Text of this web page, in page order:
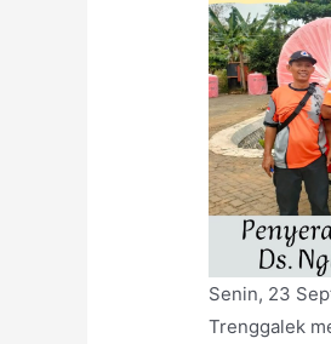
Senin, 23
Trenggalek